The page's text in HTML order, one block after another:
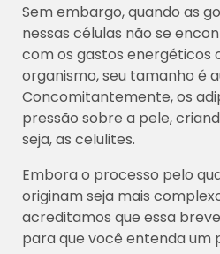
Sem embargo, quando as
nessas células não se
com os gastos energéticos
organismo, seu tamanho é
Concomitantemente, os
pressão sobre a pele,
seja, as celulites.
Embora o processo pelo
originam seja mais
acreditamos que essa
para que você entenda